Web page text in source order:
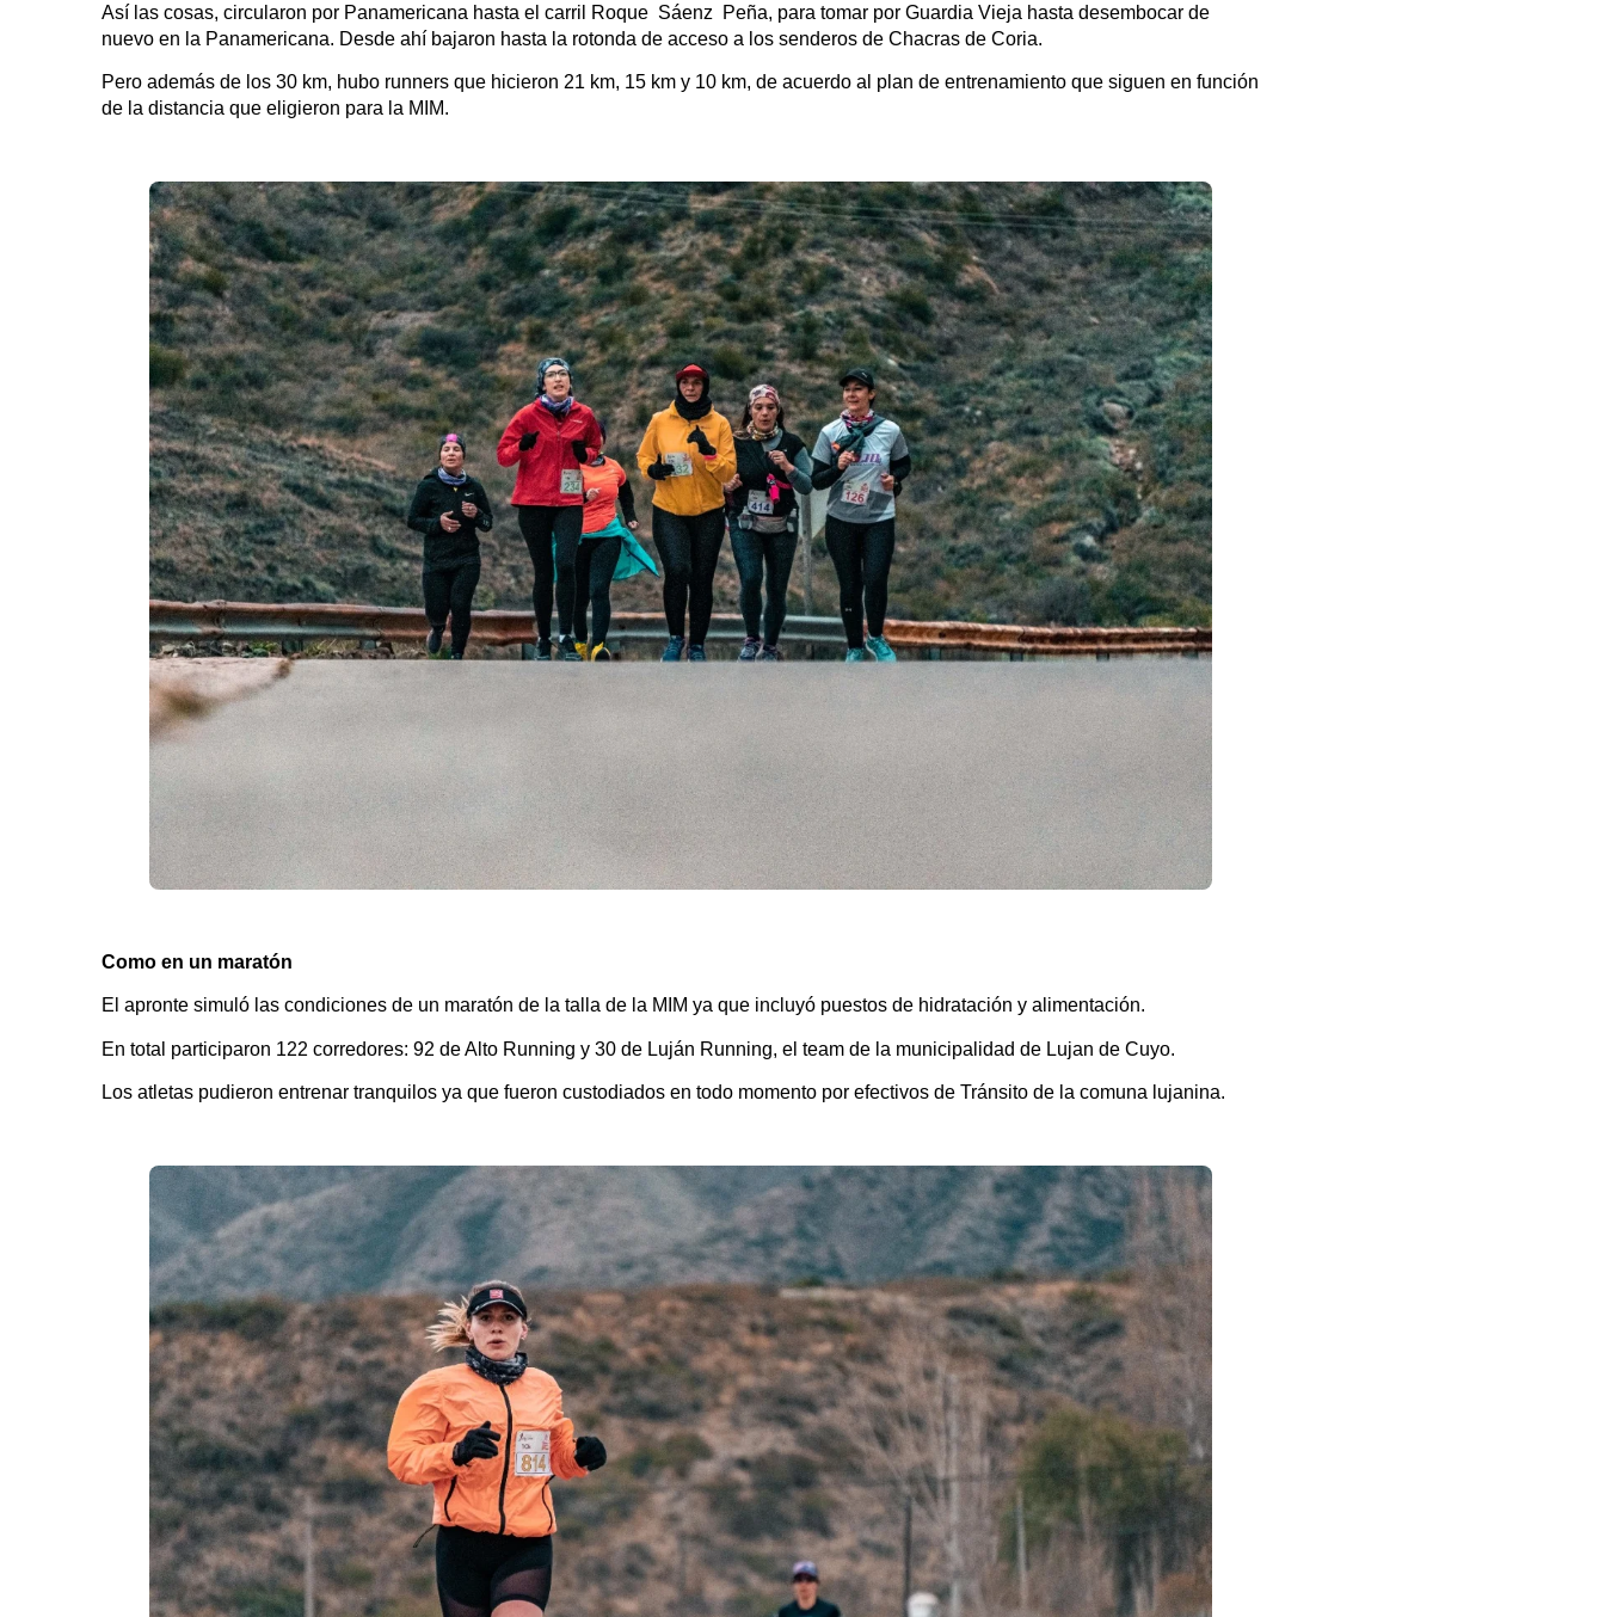
Así las cosas, circularon por Panamericana hasta el carril Roque Sáenz Peña, para tomar por Guardia Vieja hasta desembocar de
nuevo en la Panamericana. Desde ahí bajaron hasta la rotonda de acceso a los senderos de Chacras de Coria.
Pero además de los 30 km, hubo runners que hicieron 21 km, 15 km y 10 km, de acuerdo al plan de entrenamiento que siguen en función
de la distancia que eligieron para la MIM.
Como en un maratón
El apronte simuló las condiciones de un maratón de la talla de la MIM ya que incluyó puestos de hidratación y alimentación.
En total participaron 122 corredores: 92 de Alto Running y 30 de Luján Running, el team de la municipalidad de Lujan de Cuyo.
Los atletas pudieron entrenar tranquilos ya que fueron custodiados en todo momento por efectivos de Tránsito de la comuna lujanina.